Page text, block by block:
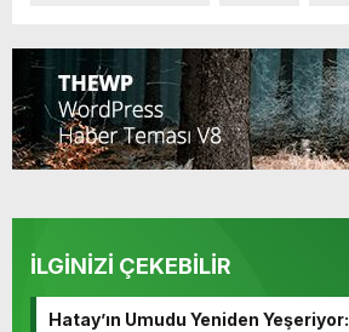
İLGİNİZİ ÇEKEBİLİR
Hatay’ın Umudu Yeniden Yeşeriyor: